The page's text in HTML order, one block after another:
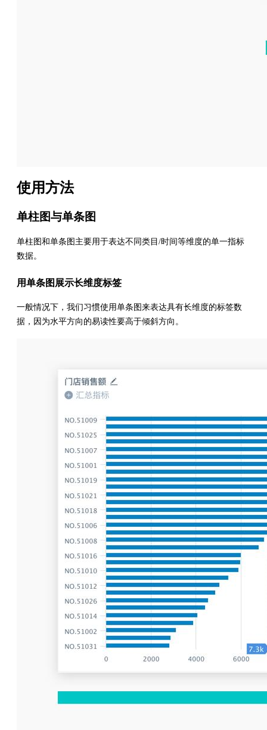
使用方法
单柱图与单条图
单柱图和单条图主要用于表达不同类目/时间等维度的单一指标
数据。
用单条图展示长维度标签
一般情况下，我们习惯使用单条图来表达具有长维度的标签数
据，因为水平方向的易读性要高于倾斜方向。